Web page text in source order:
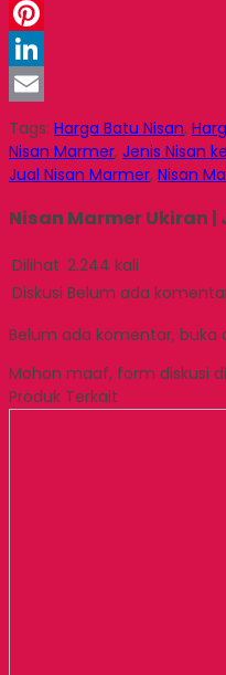
WhatsApp
Pinterest
LinkedIn
Email
Tags: Harga Batu Nisan,
Nisan Marmer, Jenis Nisan
Jual Nisan Marmer, Nisan
Nisan Marmer Ukiran
Dilihat 2.244 kali
Diskusi Belum ada
Belum ada komentar, buka
Mohon maaf, form diskusi
Produk Terkait